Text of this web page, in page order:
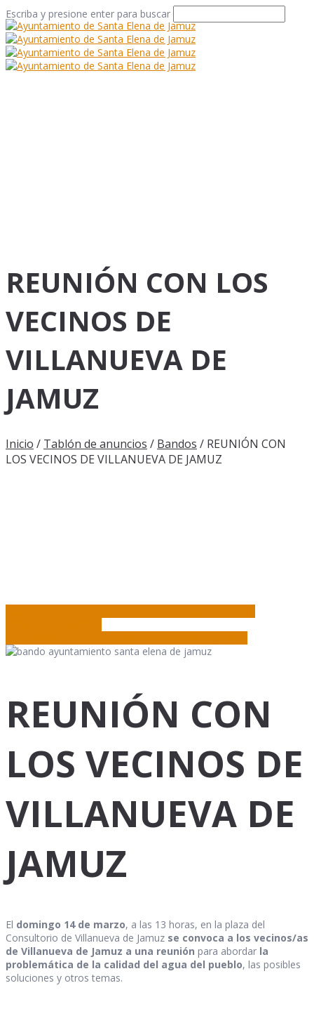
Escriba y presione enter para buscar
REUNIÓN CON LOS
VECINOS DE
VILLANUEVA DE
JAMUZ
Inicio / Tablón de anuncios / Bandos / REUNIÓN CON
LOS VECINOS DE VILLANUEVA DE JAMUZ
REUNIÓN CON
LOS VECINOS DE
VILLANUEVA DE
JAMUZ
El domingo 14 de marzo, a las 13 horas, en la plaza del
Consultorio de Villanueva de Jamuz se convoca a los vecinos/as
de Villanueva de Jamuz a una reunión para abordar la
problemática de la calidad del agua del pueblo, las posibles
soluciones y otros temas.